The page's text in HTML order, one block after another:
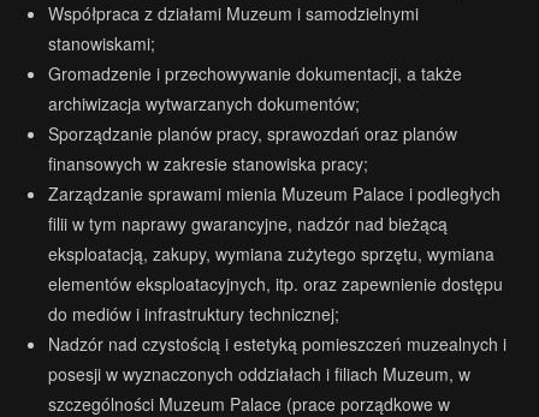
Współpraca z działami Muzeum i samodzielnymi
stanowiskami;
Gromadzenie i przechowywanie dokumentacji, a także
archiwizacja wytwarzanych dokumentów;
Sporządzanie planów pracy, sprawozdań oraz planów
finansowych w zakresie stanowiska pracy;
Zarządzanie sprawami mienia Muzeum Palace i podległych
filii w tym naprawy gwarancyjne, nadzór nad bieżącą
eksploatacją, zakupy, wymiana zużytego sprzętu, wymiana
elementów eksploatacyjnych, itp. oraz zapewnienie dostępu
do mediów i infrastruktury technicznej;
Nadzór nad czystością i estetyką pomieszczeń muzealnych i
posesji w wyznaczonych oddziałach i filiach Muzeum, w
szczególności Muzeum Palace (prace porządkowe w